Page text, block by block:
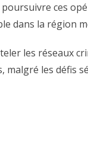
ces
dans la région
les réseaux
malgré les défis